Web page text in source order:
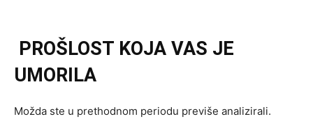
PROŠLOST KOJA VAS JE
UMORILA
Možda ste u prethodnom periodu previše analizirali.